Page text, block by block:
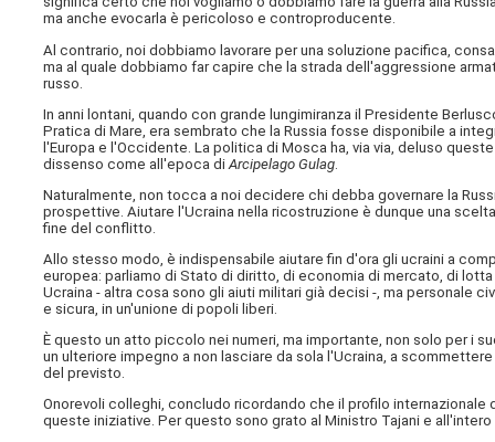
ma anche evocarla è pericoloso e controproducente.
Al contrario, noi dobbiamo lavorare per una soluzione pacifica,
ma al quale dobbiamo far capire che la strada dell'aggressione
russo.
In anni lontani, quando con grande lungimiranza il Presidente
Pratica di Mare, era sembrato che la Russia fosse disponibile a
l'Europa e l'Occidente. La politica di Mosca ha, via via, deluso
dissenso come all'epoca diArcipelago Gulag
Naturalmente, non tocca a noi decidere chi debba governare la
prospettive. Aiutare l'Ucraina nella ricostruzione è dunque una
fine del conflitto.
Allo stesso modo, è indispensabile aiutare fin d'ora gli ucraini a
europea: parliamo di Stato di diritto, di economia di mercato, di
Ucraina - altra cosa sono gli aiuti militari già decisi -, ma personale
e sicura, in un'unione di popoli liberi.
È questo un atto piccolo nei numeri, ma importante, non solo per i
un ulteriore impegno a non lasciare da sola l'Ucraina, a
del previsto.
Onorevoli colleghi, concludo ricordando che il profilo
queste iniziative. Per questo sono grato al Ministro Tajani e